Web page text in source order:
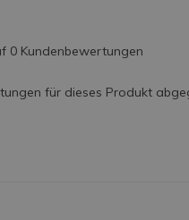
0 Kundenbewertungen
für dieses Produkt